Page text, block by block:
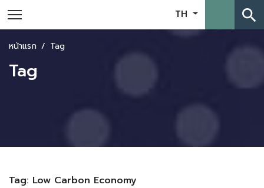
TH search
หน้าแรก Tag
Tag
Tag: Low Carbon Economy